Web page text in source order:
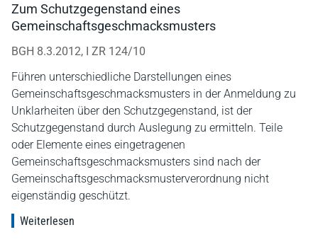
Zum Schutzgegenstand eines
Gemeinschaftsgeschmacksmusters
BGH 8.3.2012, I ZR 124/10
Führen unterschiedliche Darstellungen eines
Gemeinschaftsgeschmacksmusters in der Anmeldung zu
Unklarheiten über den Schutzgegenstand, ist der
Schutzgegenstand durch Auslegung zu ermitteln. Teile
oder Elemente eines eingetragenen
Gemeinschaftsgeschmacksmusters sind nach der
Gemeinschaftsgeschmacksmusterverordnung nicht
eigenständig geschützt.
Weiterlesen